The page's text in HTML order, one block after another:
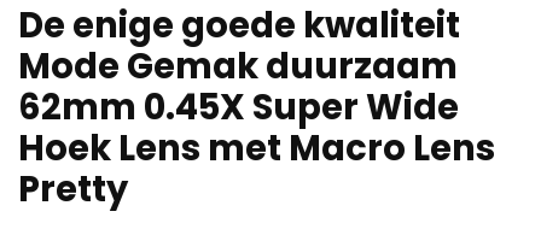
De enige goede kwaliteit
Mode Gemak duurzaam
62mm 0.45X Super Wide
Hoek Lens met Macro Lens
Pretty